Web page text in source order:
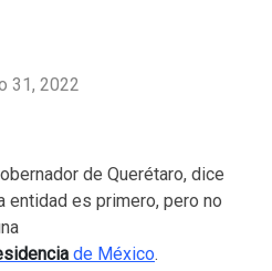
31, 2022
de Querétaro, dice
entidad es primero, pero no
de México.